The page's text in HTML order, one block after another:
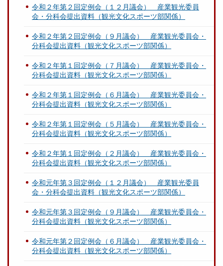
令和２年第２回定例会（１２月議会） 産業観光委員
会・分科会提出資料（観光文化スポーツ部関係）
令和２年第２回定例会（９月議会） 産業観光委員会・
分科会提出資料（観光文化スポーツ部関係）
令和２年第１回定例会（７月議会） 産業観光委員会・
分科会提出資料（観光文化スポーツ部関係）
令和２年第１回定例会（６月議会） 産業観光委員会・
分科会提出資料（観光文化スポーツ部関係）
令和２年第１回定例会（５月議会） 産業観光委員会・
分科会提出資料（観光文化スポーツ部関係）
令和２年第１回定例会（２月議会） 産業観光委員会・
分科会提出資料（観光文化スポーツ部関係）
令和元年第３回定例会（１２月議会） 産業観光委員
会・分科会提出資料（観光文化スポーツ部関係）
令和元年第３回定例会（９月議会） 産業観光委員会・
分科会提出資料（観光文化スポーツ部関係）
令和元年第２回定例会（６月議会） 産業観光委員会・
分科会提出資料（観光文化スポーツ部関係）